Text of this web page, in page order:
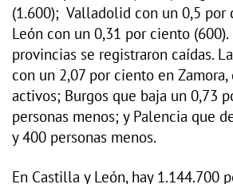
(1.600); Valladolid con un 0,5 por
León con un 0,31 por ciento
provincias se registraron caídas.
con un 2,07 por ciento en
activos; Burgos que baja un 0,73
personas menos; y Palencia que
y 400 personas menos.
En Castilla y León, hay 1.144.700